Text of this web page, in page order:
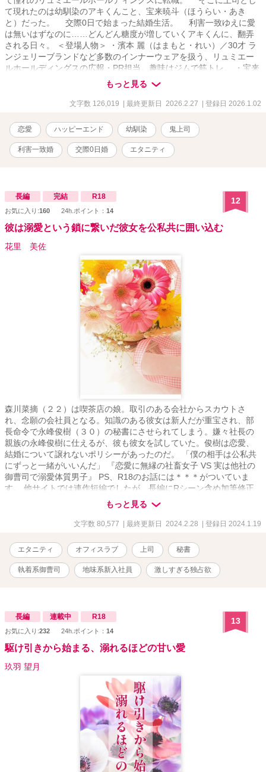
て現れたのは幼馴染のアキくんこと、宝来暁斗（ほうらい・あき
と）だった。 交際0日で始まった結婚生活。 利害一致ゆえに愛
は無いはずなのに……どんどん糖度が増していくアキくんに、翻弄
される日々。 ＜登場人物＞ ・濱本 麗（はまもと・れい）／30才 ラ
ンジェリーブランドなど多数のインナーウェアを扱う、リュミエー
ルホールディングスの広報・PR担当。趣味はジムで筋トレ。 ・宝来
暁斗（ほうらい・あきと）／30才 リュミエールホールディングスの
広報・マーケティング部、部長。社内では「鬼上司」と呼ばれてい
る。通称：アキくん。 ※この物語はフィクションです。実在の人
接的な表現が出てくる場合は、タイトル横に※マークを入れていま
す。
もっと見る
文字数 126,019 | 最終更新日 2026.2.27 | 登録日 2026.1.02
恋愛 ハッピーエンド 幼馴染 鬼上司
利害一致婚 交際0日婚 エタニティ
長編 完結 R18
お気に入り:160 24h.ポイント： 14
12
彼は溺愛という鎖に繋いだ彼女を公私共に囲い込む
花里 美佐
森川菜摘（２２）は喫茶店の娘。取引のある会社からスカウトさ
れ、念願の会社員となる。知識のある彼女は新人だが重宝され、部
長命令で永峰俊樹（３０）の秘書にさせられてしまう。嫌々社長の
親族の永峰俊樹に仕えるが、彼も彼女を試していた。俊樹は恋愛、
結婚について譲れないポリシーがあったのだ。 「僕の相手は公私共
にずっと一緒がいいんだ」 『恋愛に無縁の社畜女子 VS 実は他社の
御曹司で溺愛体質男子』 PS、R18のお話には＊＊＊がついていま
す。 他サイトでは連作短編でしたが、長編にRシーン含め加筆修正
しました。後半は書き下ろし新作になります。
もっと見る
文字数 80,577 | 最終更新日 2024.2.28 | 登録日 2024.1.19
エタニティ オフィスラブ 上司 秘書
執着系御曹司 地味系新入社員 激しすぎる独占欲
長編 連載中 R18
お気に入り:232 24h.ポイント： 14
13
駆け引きから始まる、溺れるほどの甘い愛
玖羽 望月